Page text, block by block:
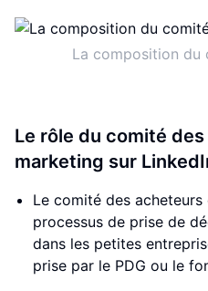
La composition du
Le rôle du comité
marketing sur
Le comité des
processus de prise de
dans les petites
prise par le PDG ou le